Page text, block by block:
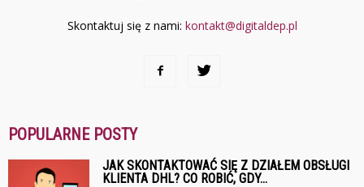
Skontaktuj się z nami: kontakt@digitaldep.pl
POPULARNE POSTY
JAK SKONTAKTOWAĆ SIĘ Z DZIAŁEM OBSŁUGI
KLIENTA DHL? CO ROBIĆ, GDY...